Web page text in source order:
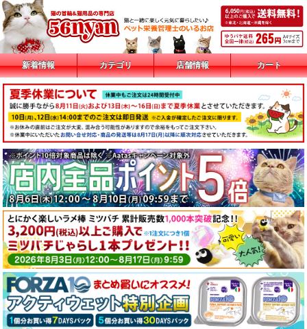
新着情報 カテゴリ 店舗情報 カート